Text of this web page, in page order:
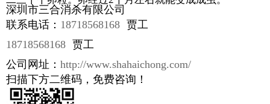
深圳市三合消杀有限公司
联系电话： 18718568168 贾工
18718568168 贾工
公司网址： http://www.shahaichong.com/
扫描下方二维码，免费咨询！